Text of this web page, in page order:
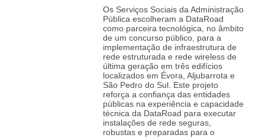
Os Serviços Sociais da Administração
Pública escolheram a DataRoad
como parceira tecnológica, no âmbito
de um concurso público, para a
implementação de infraestrutura de
rede estruturada e rede wireless de
última geração em três edifícios
localizados em Évora, Aljubarrota e
São Pedro do Sul. Este projeto
reforça a confiança das entidades
públicas na experiência e capacidade
técnica da DataRoad para executar
instalações de rede seguras,
robustas e preparadas para o